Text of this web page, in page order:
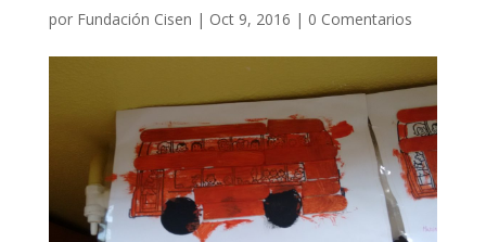
por Fundación Cisen | Oct 9, 2016 | 0 Comentarios